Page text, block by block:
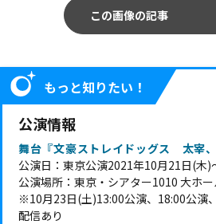
この画像の記事
もっと知りたい！
公演情報
舞台『文豪ストレイドッグス 太宰、
公演日：東京公演2021年10月21日(木)
公演場所：東京・シアター1010 大ホ
※10月23日(土)13:00公演、18:00公演
配信あり